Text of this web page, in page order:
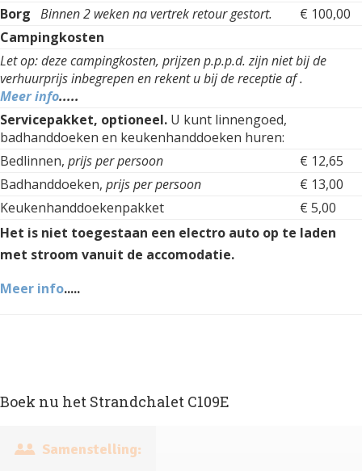
Borg Binnen 2 weken na vertrek retour gestort.
€ 100,00
Campingkosten
Let op: deze campingkosten, prijzen p.p.p.d. zijn niet bij de
verhuurprijs inbegrepen en rekent u bij de receptie af .
Meer info.....
Servicepakket, optioneel. U kunt linnengoed,
badhanddoeken en keukenhanddoeken huren:
Bedlinnen, prijs per persoon
€ 12,65
Badhanddoeken, prijs per persoon
€ 13,00
Keukenhanddoekenpakket
€ 5,00
Het is niet toegestaan een electro auto op te laden
met stroom vanuit de accomodatie.
Meer info.....
Boek nu het Strandchalet C109E
Samenstelling: